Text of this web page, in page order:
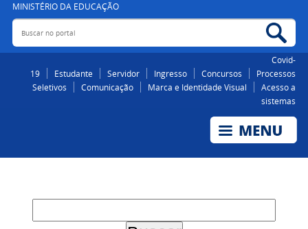
MINISTÉRIO DA EDUCAÇÃO
Buscar no portal
Covid-
19
Estudante Servidor Ingresso Concursos
Processos
Seletivos
Comunicação Marca e Identidade Visual
Acesso a
sistemas